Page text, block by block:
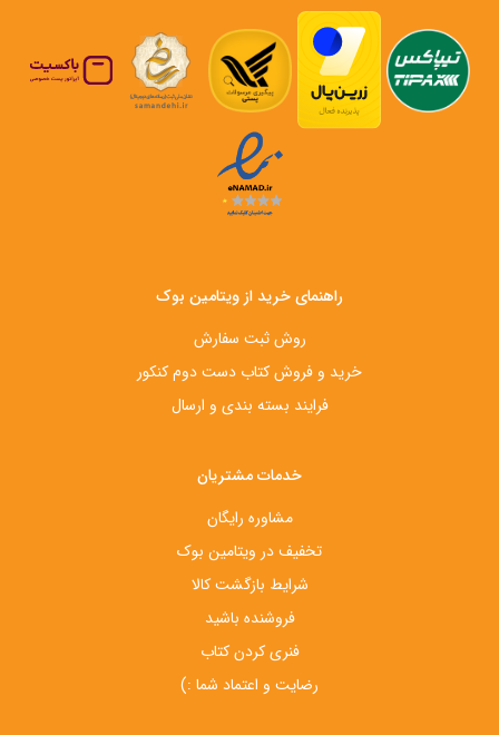
راهنمای خرید از ویتامین بوک
روش ثبت سفارش
خرید و فروش کتاب دست‌ دوم کنکور
فرایند بسته بندی و ارسال
خدمات مشتریان
مشاوره رایگان
تخفیف در ویتامین بوک
شرایط بازگشت کالا
فروشنده باشید
فنری کردن کتاب
رضایت و اعتماد شما :)